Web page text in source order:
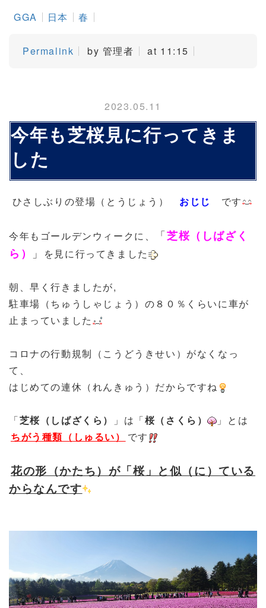
GGA 日本 春
Permalink by 管理者 at 11:15
2023.05.11
今年も芝桜見に行ってきま
した
ひさしぶりの登場（とうじょう） おじじ です
今年もゴールデンウィークに、 「芝桜（しばざく
ら）
」 を見に行ってきました
朝、早く行きましたが,
駐車場（ちゅうしゃじょう）の８０％くらいに車が
止まっていました
コロナの行動規制（こうどうきせい）がなくなっ
て、
はじめての連休（れんきゅう）だからですね
「芝桜（しばざくら） 」は「桜（さくら）
」とは
ちがう種類（しゅるい）
です
花の形（かたち）が「桜」と似（に）ている
からなんです